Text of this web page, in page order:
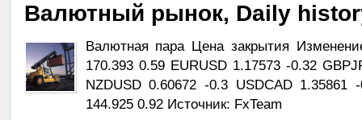
Валютный рынок, Daily
Валютная пара Цена закрытия
170.393 0.59 EURUSD 1.17573 -0.32
NZDUSD 0.60672 -0.3 USDCAD 1.35861
144.925 0.92 Источник: FxTeam